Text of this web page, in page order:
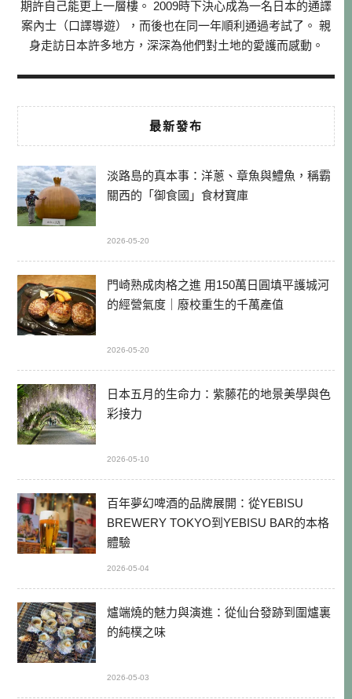
期許自己能更上一層樓。 2009時下決心成為一名日本的通譯
案內士（口譯導遊），而後也在同一年順利通過考試了。 親
身走訪日本許多地方，深深為他們對土地的愛護而感動。
最新發布
淡路島的真本事：洋蔥、章魚與鱧魚，稱霸
關西的「御食國」食材寶庫
2026-05-20
門崎熟成肉格之進 用150萬日圓填平護城河
的經營氣度｜廢校重生的千萬產值
2026-05-20
日本五月的生命力：紫藤花的地景美學與色
彩接力
2026-05-10
百年夢幻啤酒的品牌展開：從YEBISU
BREWERY TOKYO到YEBISU BAR的本格
體驗
2026-05-04
爐端燒的魅力與演進：從仙台發跡到圍爐裏
的純樸之味
2026-05-03